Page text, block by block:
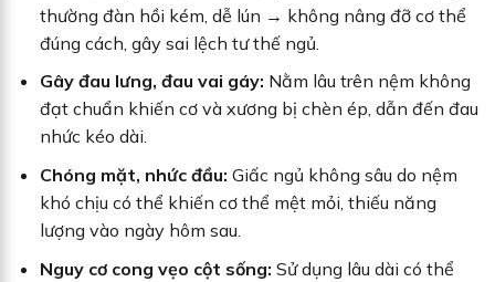
thường đàn hồi kém, dễ lún → không nâng đỡ cơ thể
đúng cách, gây sai lệch tư thế ngủ.
Gây đau lưng, đau vai gáy: Nằm lâu trên nệm không
đạt chuẩn khiến cơ và xương bị chèn ép, dẫn đến đau
nhức kéo dài.
Chóng mặt, nhức đầu: Giấc ngủ không sâu do nệm
khó chịu có thể khiến cơ thể mệt mỏi, thiếu năng
lượng vào ngày hôm sau.
Nguy cơ cong vẹo cột sống: Sử dụng lâu dài có thể